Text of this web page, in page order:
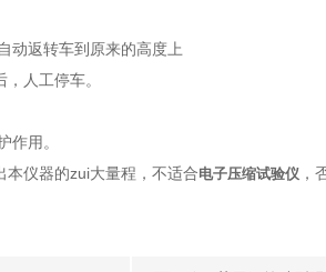
动返转车到原来的高度上
人工停车。
用。
仪器的zui大量程，不适合电子压缩试验仪 ，